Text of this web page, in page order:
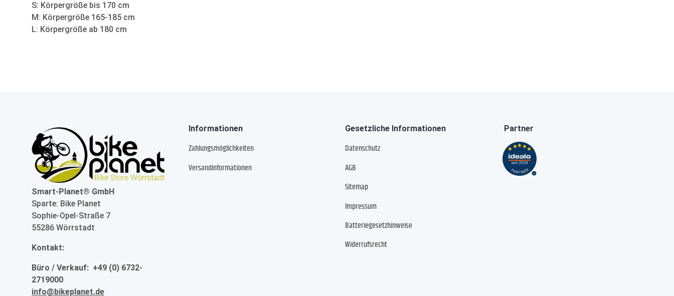
S: Körpergröße bis 170 cm
M: Körpergröße 165-185 cm
L: Körpergröße ab 180 cm
Smart-Planet® GmbH
Sparte: Bike Planet
Sophie-Opel-Straße 7
55286 Wörrstadt
Kontakt:
Büro / Verkauf: +49 (0) 6732-
2719000
info@bikeplanet.de
Informationen
Zahlungsmöglichkeiten
Versandinformationen
Gesetzliche Informationen
Datenschutz
AGB
Sitemap
Impressum
Batteriegesetzhinweise
Widerrufsrecht
Partner